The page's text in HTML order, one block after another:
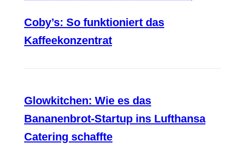
Coby’s: So funktioniert das
Kaffeekonzentrat
Glowkitchen: Wie es das
Bananenbrot-Startup ins Lufthansa
Catering schaffte